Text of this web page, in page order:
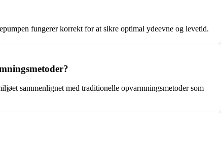
fungerer korrekt for at sikre optimal ydeevne og levetid.
sammenlignet med traditionelle opvarmningsmetoder som